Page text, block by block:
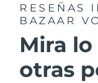
RESEÑAS
BAZAAR
Mira
otras